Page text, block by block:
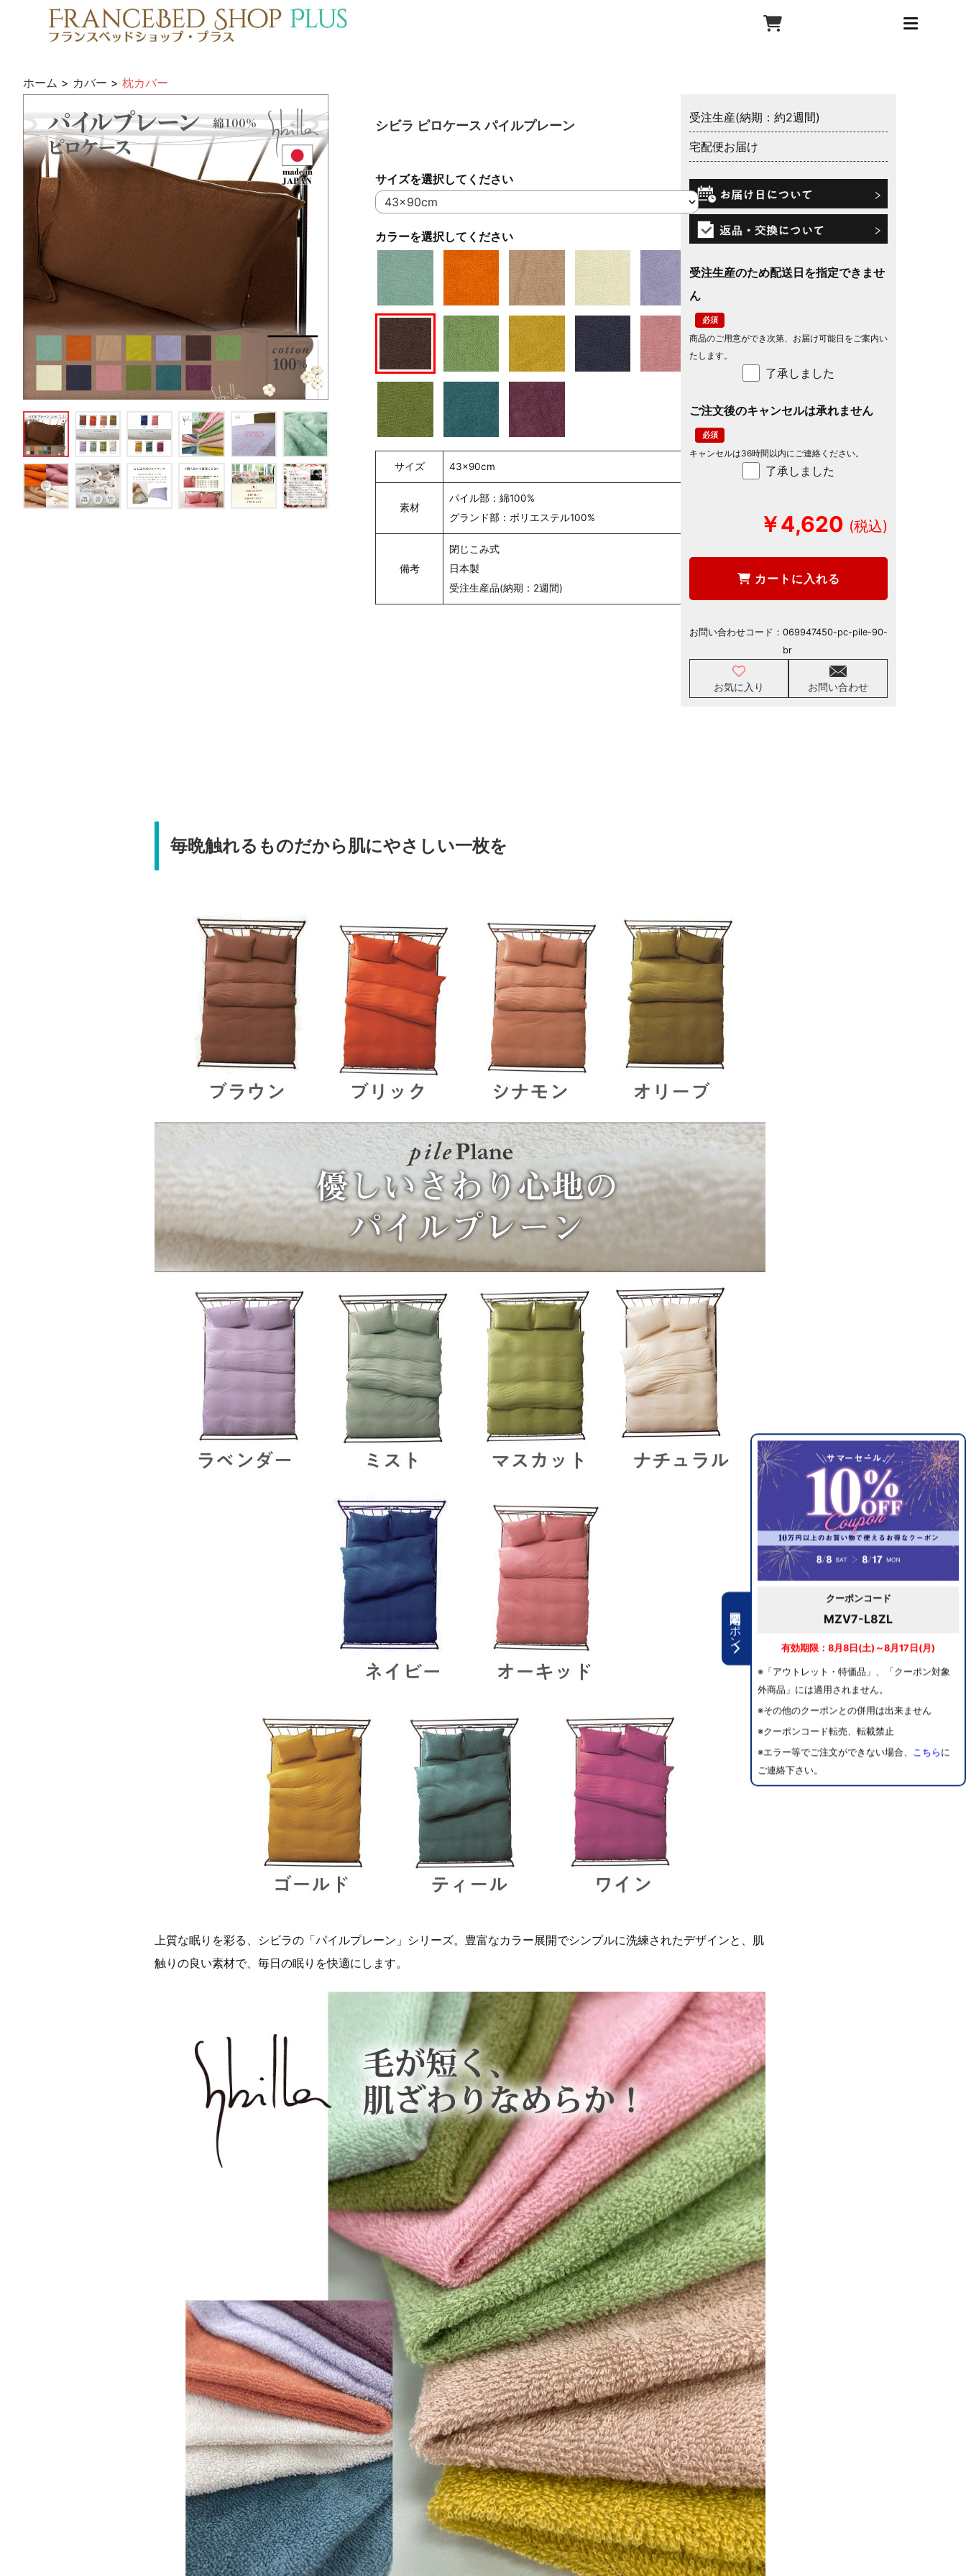
期間限定クーポン
クーポンコード
MZV7-L8ZL
有効期限：8月8日(土)～8月17日(月)
※「アウトレット・特価品」、「クーポン対象
外商品」には適用されません。
※その他のクーポンとの併用は出来ません
※クーポンコード転売、転載禁止
※エラー等でご注文ができない場合、 こちら に
ご連絡下さい。
ホーム > カバー > 枕カバー
シビラ ピロケース パイルプレーン
カラーを選択してください
サイズを選択してください
サイズ 43×90cm
素材
パイル部：綿100%
グランド部：ポリエステル100%
備考
閉じこみ式
日本製
受注生産品(納期：2週間)
受注生産(納期：約2週間)
宅配便お届け
受注生産のため配送日を指定できませ
ん
了承しました
商品のご用意ができ次第、お届け可能日をご案内い
たします。
ご注文後のキャンセルは承れません
了承しました
キャンセルは36時間以内にご連絡ください。
￥4,620
カートに入れる
お気に入り お問い合わせ
お問い合わせコード： 069947450-pc-pile-90-
br
毎晩触れるものだから肌にやさしい一枚を
上質な眠りを彩る、シビラの「パイルプレーン」シリーズ。豊富なカラー展開でシンプルに洗練されたデザインと、肌
触りの良い素材で、毎日の眠りを快適にします。